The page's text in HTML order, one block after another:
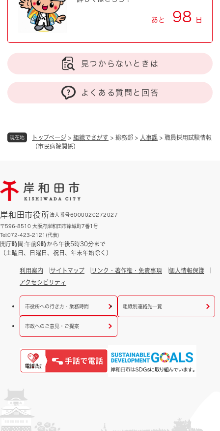
現在地 トップページ > 組織でさがす > 総務部 > 人事課 > 職員採用試験情報
（市民病院関係）
あと 98 日
見つからないときは
よくある質問と回答
岸和田市役所法人番号6000020272027
〒596-8510 大阪府岸和田市岸城町7番1号
Tel:072-423-2121(代表)
開庁時間:午前9時から午後5時30分まで
（土曜日、日曜日、祝日、年末年始除く）
利用案内 サイトマップ リンク・著作権・免責事項
個人情報保護
アクセシビリティ
市役所への行き方・業務時間 組織別連絡先一覧
市政へのご意見・ご提案